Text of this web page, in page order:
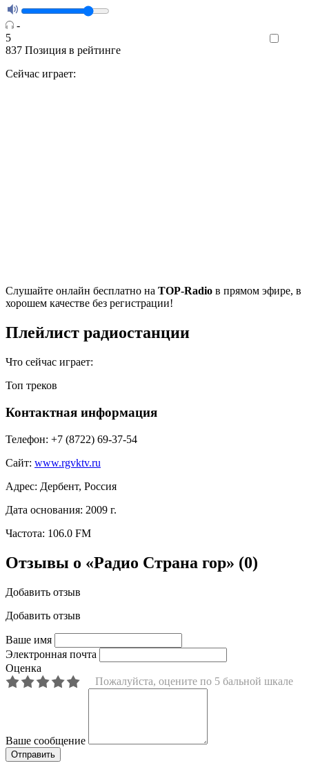
-
5
837 Позиция в рейтинге
Сейчас играет:
Cлушайте онлайн бесплатно на TOP-Radio в прямом эфире, в
хорошем качестве без регистрации!
Плейлист радиостанции
Что сейчас играет:
Топ треков
Контактная информация
Телефон: +7 (8722) 69-37-54
Сайт: www.rgvktv.ru
Адрес: Дербент, Россия
Дата основания: 2009 г.
Частота: 106.0 FM
Отзывы о «Радио Страна гор» (0)
Добавить отзыв
Добавить отзыв
Ваше имя
Электронная почта
Оценка
Пожалуйста, оцените по 5 бальной шкале
Ваше сообщение